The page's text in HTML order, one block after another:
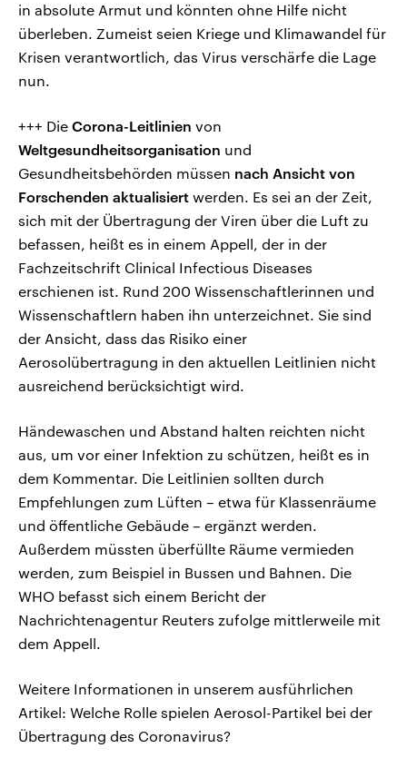
in absolute Armut und könnten ohne Hilfe nicht
überleben. Zumeist seien Kriege und Klimawandel für
Krisen verantwortlich, das Virus verschärfe die Lage
nun.
+++ Die Corona-Leitlinien von
Weltgesundheitsorganisation und
Gesundheitsbehörden müssen nach Ansicht von
Forschenden aktualisiert werden. Es sei an der Zeit,
sich mit der Übertragung der Viren über die Luft zu
befassen, heißt es in einem Appell, der in der
Fachzeitschrift Clinical Infectious Diseases
erschienen ist. Rund 200 Wissenschaftlerinnen und
Wissenschaftlern haben ihn unterzeichnet. Sie sind
der Ansicht, dass das Risiko einer
Aerosolübertragung in den aktuellen Leitlinien nicht
ausreichend berücksichtigt wird.
Händewaschen und Abstand halten reichten nicht
aus, um vor einer Infektion zu schützen, heißt es in
dem Kommentar. Die Leitlinien sollten durch
Empfehlungen zum Lüften – etwa für Klassenräume
und öffentliche Gebäude – ergänzt werden.
Außerdem müssten überfüllte Räume vermieden
werden, zum Beispiel in Bussen und Bahnen. Die
WHO befasst sich einem Bericht der
Nachrichtenagentur Reuters zufolge mittlerweile mit
dem Appell.
Weitere Informationen in unserem ausführlichen
Artikel: Welche Rolle spielen Aerosol-Partikel bei der
Übertragung des Coronavirus?